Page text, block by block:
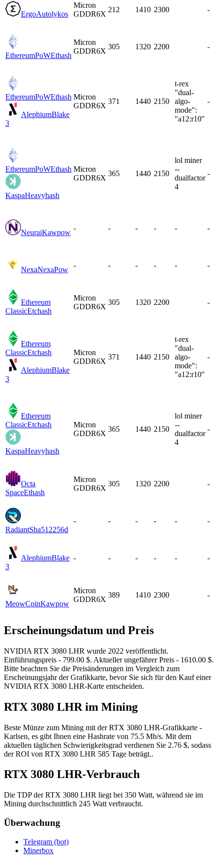
ErgoAutolykos
Micron
GDDR6X
212 1410 2300 -
EthereumPoWEthash
Micron
GDDR6X
305 1320 2200 -
EthereumPoWEthash
AlephiumBlake
3
Micron
GDDR6X
371 1440 2150
t-rex
"dual-
algo-
mode":
"a12:r10"
-
EthereumPoWEthash
KaspaHeavyhash
Micron
GDDR6X
365 1440 2150
lol miner
--
dualfactor
4
-
NeuraiKawpow
- - - - - -
NexaNexaPow
- - - - - -
Ethereum
ClassicEtchash
Micron
GDDR6X
305 1320 2200 -
Ethereum
ClassicEtchash
AlephiumBlake
3
Micron
GDDR6X
371 1440 2150
t-rex
"dual-
algo-
mode":
"a12:r10"
-
Ethereum
ClassicEtchash
KaspaHeavyhash
Micron
GDDR6X
365 1440 2150
lol miner
--
dualfactor
4
-
Octa
SpaceEthash
Micron
GDDR6X
305 1320 2200 -
RadiantSha512256d
- - - - - -
AlephiumBlake
3
- - - - - -
MeowCoinKawpow
Micron
GDDR6X
389 1410 2300 -
Erscheinungsdatum und Preis
NVIDIA RTX 3080 LHR wurde 2022 veröffentlicht.
Einführungspreis - 799.00 $. Aktueller ungefährer Preis - 1610.00 $.
Bitte beachten Sie die Preisänderungen im Vergleich zum
Erscheinungsjahr der Grafikkarte, bevor Sie sich für den Kauf einer
NVIDIA RTX 3080 LHR-Karte entscheiden.
RTX 3080 LHR im Mining
Beste Münze zum Mining mit der RTX 3080 LHR-Grafikkarte -
Karlsen, es gibt Ihnen eine Hashrate von 75.5 Mh/s. Mit dem
aktuellen täglichen Schwierigkeitsgrad verdienen Sie 2.76 $, sodass
der ROI von RTX 3080 LHR 585 Tage beträgt..
RTX 3080 LHR-Verbrauch
Die TDP der RTX 3080 LHR liegt bei 350 Watt, während sie im
Mining durchschnittlich 245 Watt verbraucht.
Überwachung
Telegram (bot)
Minerbox